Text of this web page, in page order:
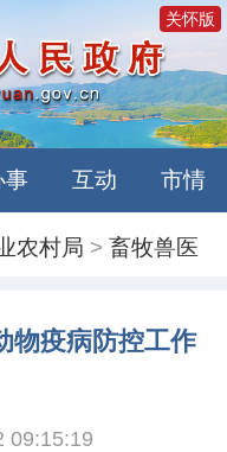
关怀版
事 互动 市情
农村局 >畜牧兽医
物疫病防控工作
09:15:19